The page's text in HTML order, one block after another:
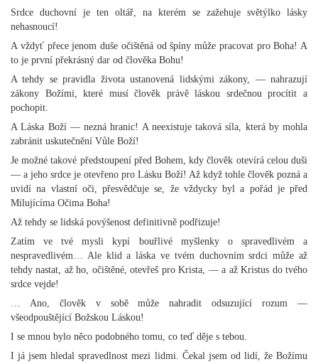
Srdce duchovní je ten oltář, na kterém se zažehuje světýlko lásky
nehasnoucí!
A vždyť přece jenom duše očištěná od špíny může pracovat pro Boha! A
to je první překrásný dar od člověka Bohu!
A tehdy se pravidla života ustanovená lidskými zákony, — nahrazují
zákony Božími, které musí člověk právě láskou srdečnou procítit a
pochopit.
A Láska Boží — nezná hranic! A neexistuje taková síla, která by mohla
zabránit uskutečnění Vůle Boží!
Je možné takové předstoupení před Bohem, kdy člověk otevírá celou duši
— a jeho srdce je otevřeno pro Lásku Boží! Až když tohle člověk pozná a
uvidí na vlastní oči, přesvědčuje se, že vždycky byl a pořád je před
Milujícíma Očima Boha!
Až tehdy se lidská povýšenost definitivně podřizuje!
Zatím ve tvé mysli kypí bouřlivé myšlenky o spravedlivém a
nespravedlivém… Ale klid a láska ve tvém duchovním srdci může až
tehdy nastat, až ho, očištěné, otevřeš pro Krista, — a až Kristus do tvého
srdce vejde!
… Ano, člověk v sobě může nahradit odsuzující rozum —
všeodpouštějící Božskou Láskou!
I se mnou bylo něco podobného tomu, co teď děje s tebou.
I já jsem hledal spravedlnost mezi lidmi. Čekal jsem od lidí, že Božímu